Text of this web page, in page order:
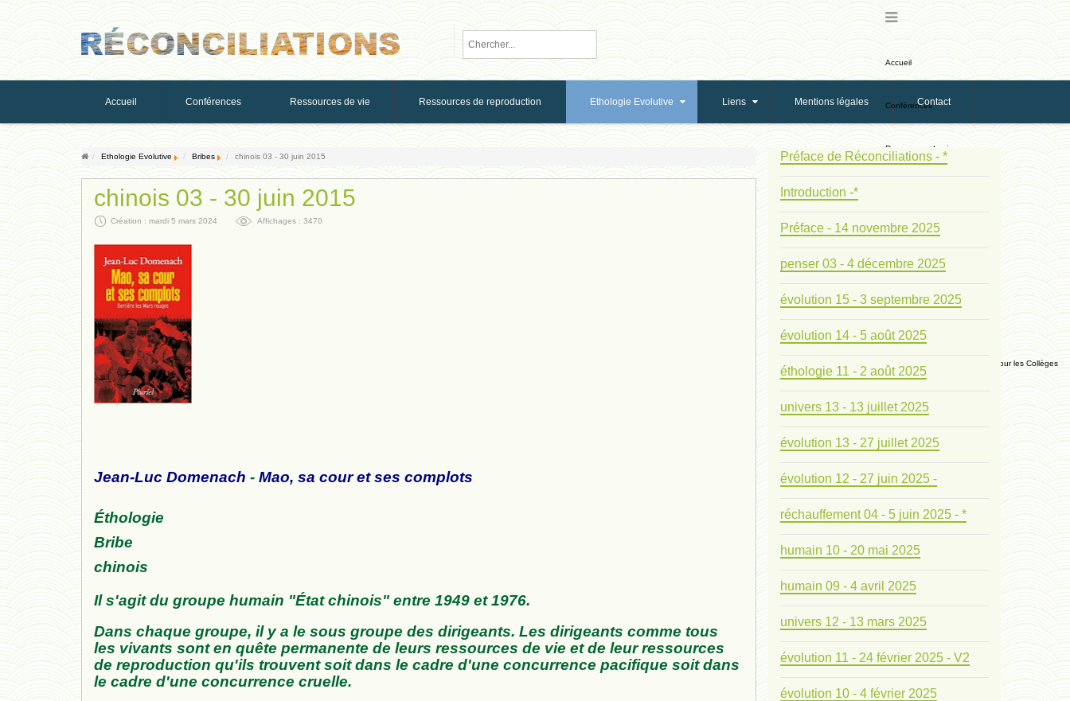
Accueil Conférences Ressources de vie Ressources de reproduction Ethologie Evolutive Liens Mentions légales Contact
Accueil
Conférences
Ressources de vie
Ethologie Evolutive
Manuel Universel d'Ethologie pour les Collèges
Journal
Liens
Mentions légales
Contact
Ethologie Evolutive Bribes chinois 03 - 30 juin 2015
chinois 03 - 30 juin 2015
Création : mardi 5 mars 2024 Affichages : 3470
Jean-Luc Domenach - Mao, sa cour et ses complots
Éthologie
Bribe
chinois
Il s'agit du groupe humain "État chinois" entre 1949 et 1976.
Dans chaque groupe, il y a le sous groupe des dirigeants. Les dirigeants comme tous
les vivants sont en quête permanente de leurs ressources de vie et de leur ressources
de reproduction qu'ils trouvent soit dans le cadre d'une concurrence pacifique soit dans
le cadre d'une concurrence cruelle.
Préface de Réconciliations - *
Introduction -*
Préface - 14 novembre 2025
penser 03 - 4 décembre 2025
évolution 15 - 3 septembre 2025
évolution 14 - 5 août 2025
éthologie 11 - 2 août 2025
univers 13 - 13 juillet 2025
évolution 13 - 27 juillet 2025
évolution 12 - 27 juin 2025 -
réchauffement 04 - 5 juin 2025 - *
humain 10 - 20 mai 2025
humain 09 - 4 avril 2025
univers 12 - 13 mars 2025
évolution 11 - 24 février 2025 - V2
évolution 10 - 4 février 2025